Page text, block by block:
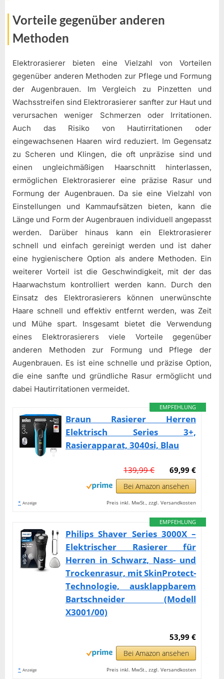
Vorteile gegenüber anderen
Methoden
Elektrorasierer bieten eine Vielzahl von Vorteilen
gegenüber anderen Methoden zur Pflege und Formung
der Augenbrauen. Im Vergleich zu Pinzetten und
Wachsstreifen sind Elektrorasierer sanfter zur Haut und
verursachen weniger Schmerzen oder Irritationen.
Auch das Risiko von Hautirritationen oder
eingewachsenen Haaren wird reduziert. Im Gegensatz
zu Scheren und Klingen, die oft unpräzise sind und
einen ungleichmäßigen Haarschnitt hinterlassen,
ermöglichen Elektrorasierer eine präzise Rasur und
Formung der Augenbrauen. Da sie eine Vielzahl von
Einstellungen und Kammaufsätzen bieten, kann die
Länge und Form der Augenbrauen individuell angepasst
werden. Darüber hinaus kann ein Elektrorasierer
schnell und einfach gereinigt werden und ist daher
eine hygienischere Option als andere Methoden. Ein
weiterer Vorteil ist die Geschwindigkeit, mit der das
Haarwachstum kontrolliert werden kann. Durch den
Einsatz des Elektrorasierers können unerwünschte
Haare schnell und effektiv entfernt werden, was Zeit
und Mühe spart. Insgesamt bietet die Verwendung
eines Elektrorasierers viele Vorteile gegenüber
anderen Methoden zur Formung und Pflege der
Augenbrauen. Es ist eine schnelle und präzise Option,
die eine sanfte und gründliche Rasur ermöglicht und
dabei Hautirritationen vermeidet.
EMPFEHLUNG
Braun Rasierer Herren
Elektrisch Series 3+,
Rasierapparat, 3040si, Blau
69,99 €
139,99 €
Bei Amazon ansehen
* Anzeige Preis inkl. MwSt., zzgl. Versandkosten
EMPFEHLUNG
Philips Shaver Series 3000X –
Elektrischer Rasierer für
Herren in Schwarz, Nass- und
Trockenrasur, mit SkinProtect-
Technologie, ausklappbarem
Bartschneider (Modell
X3001/00)
53,99 €
Bei Amazon ansehen
* Anzeige Preis inkl. MwSt., zzgl. Versandkosten